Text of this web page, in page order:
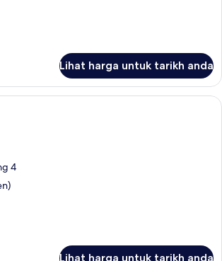
Lihat harga untuk tarikh anda
Quadruple Room | Meja, ruang
4
Lihat harga untuk tarikh anda